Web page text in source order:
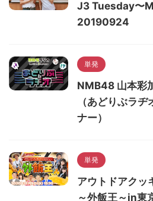
J3 Tuesday〜
20190924
単発
NMB48 山本彩
（あどりぶラ
ナー）
単発
アウトドアクッ
～外飯王～in東